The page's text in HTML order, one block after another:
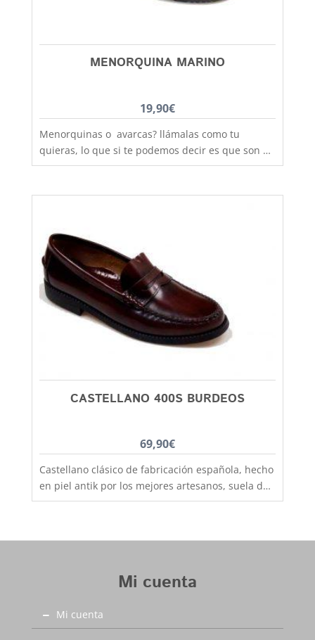
MENORQUINA MARINO
19,90€
Menorquinas o avarcas? llámalas como tu
quieras, lo que si te podemos decir es que son de
fabricación nacional y hechas por completo en
transpiración, comodidad y durabilidad, al mejor
con todos los estilos de ropa y tenemos un gran
rango de tallas para poder calzar a los más
pequeños de la casa, hermanos y
hermanas mayores, madres, padres, abuelos,
abuelas......... desde la talla 20 a la 46. Debes
tener en cuenta que las tallas no son muy
grandes y si tienes dudas entre dos número,
elige siempre el más grande
CASTELLANO 400S BURDEOS
69,90€
Castellano clásico de fabricación española, hecho
en piel antik por los mejores artesanos, suela de
goma antideslizante que aislara tu pie del frío y
desde la talla 35 a la 41. En Capitán Malaspina
Mi cuenta
Mi cuenta